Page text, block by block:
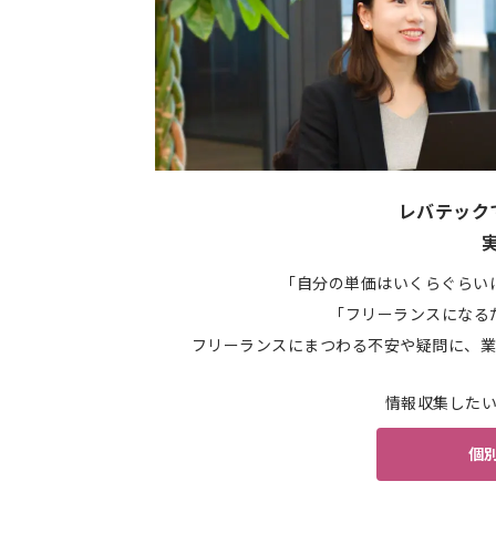
レバテッ
「自分の単価はいくらぐら
「フリーランスにな
フリーランスにまつわる不安や疑問に、
情報収集した
個